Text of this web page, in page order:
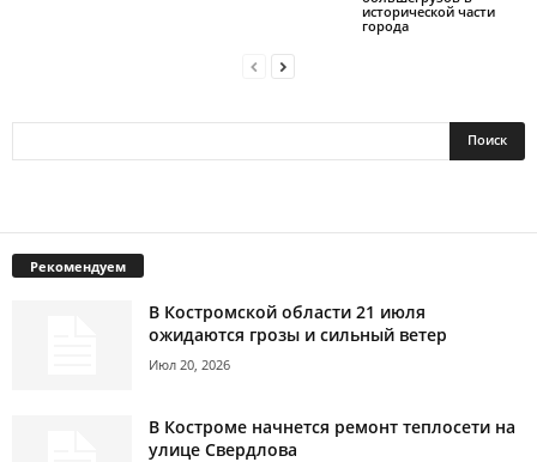
исторической части
города
Рекомендуем
В Костромской области 21 июля
ожидаются грозы и сильный ветер
Июл 20, 2026
В Костроме начнется ремонт теплосети на
улице Свердлова